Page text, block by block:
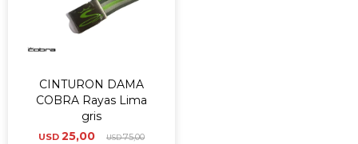
CINTURON DAMA
COBRA Rayas Lima
gris
USD 25,00 USD75,00